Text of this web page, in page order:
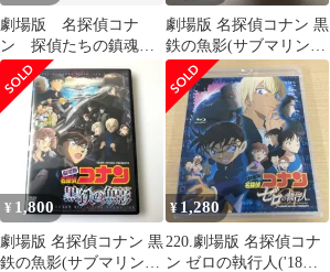
劇場版 名探偵コナ
ン 探偵たちの鎮魂歌
&ゼロの執行人&紺青の
拳&ハロウィンの花嫁
劇場版 名探偵コナン 黒
鉄の魚影(サブマリン)
豪華盤('23小学館/読売
テレ…
¥ 1,800
劇場版 名探偵コナン 黒
鉄の魚影(サブマリン)
¥ 1,280
220.劇場版 名探偵コナ
ン ゼロの執行人('18小